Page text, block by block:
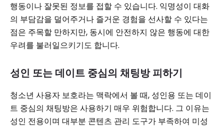
행동이나 잘못된 정보를 접할 수 있습니다. 익명성이 대화
의 부담감을 덜어주거나 즐거운 경험을 선사할 수 있다는
점은 주목할 만하지만, 동시에 안전하지 않은 행동에 대한
우려를 불러일으키기도 합니다.
성인 또는 데이트 중심의 채팅방 피하기
청소년 사용자 보호라는 맥락에서 볼 때, 성인용 또는 데이
트 중심의 채팅방은 사용하기 매우 위험합니다. 그 이유는
성인 전용이며 대부분 콘텐츠 관리 도구가 부족하여 미성